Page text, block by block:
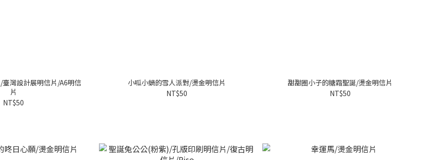
灣設計展明信片/A6明信
片
NT$50
小呱小蝸的雪人派對/燙金明信片
NT$50
甜甜圈小子的糖霜聖誕/燙金明信片
NT$50